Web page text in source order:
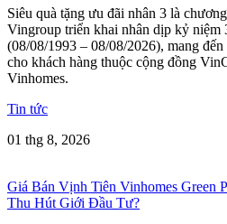
Siêu quà tặng ưu đãi nhân 3 là
Vingroup triển khai nhân dịp kỷ niệm
(08/08/1993 – 08/08/2026), mang
cho khách hàng thuộc cộng đồng
Vinhomes.
Tin tức
01 thg 8, 2026
Giá Bán Vịnh Tiên Vinhomes Green
Thu Hút Giới Đầu Tư?